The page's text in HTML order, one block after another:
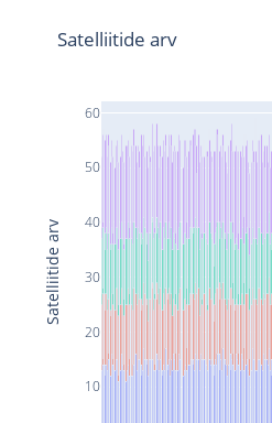
10
20
30
40
50
60
Satelliitide arv
Satelliitide arv